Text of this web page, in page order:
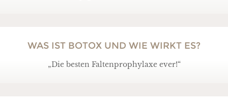
WAS IST BOTOX UND WIE WIRKT ES?
„Die besten Faltenprophylaxe ever!“